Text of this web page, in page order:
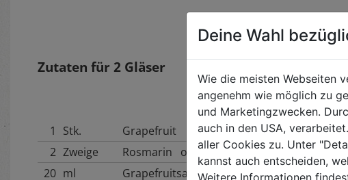
Zutaten für 2 Gläser
1 Stk.
Grapefruit
2 Zweige
Rosmarin oder Colakraut
20 ml
Grapefruitsaft
und
Deine Wahl
Wie die meisten Webseiten
angenehm wie möglich zu
und Marketingzwecken.
auch in den USA,
aller Cookies zu. Unter
kannst auch entscheiden,
Weitere Informationen